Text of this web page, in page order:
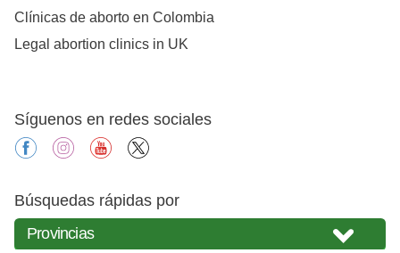
Clínicas de aborto en Colombia
Legal abortion clinics in UK
Síguenos en redes sociales
facebookinstagramyoutube
Búsquedas rápidas por